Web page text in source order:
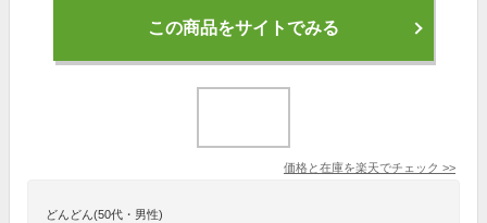
この商品をサイトでみる
価格と在庫を楽天でチェック >>
どんどん(50代・男性)